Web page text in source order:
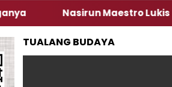
‎Nasirun Maestro Lukis Pemadu
TUALANG BUDAYA